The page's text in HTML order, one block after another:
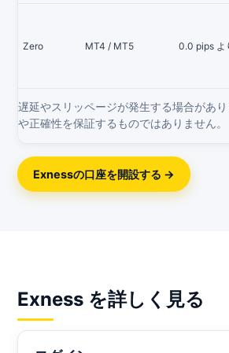
Zero MT4 / MT5 0.0 pips よ
遅延やスリッページが発生する場合があ
や正確性を保証するものではありません。
Exnessの口座を開設する →
Exness を詳しく見る